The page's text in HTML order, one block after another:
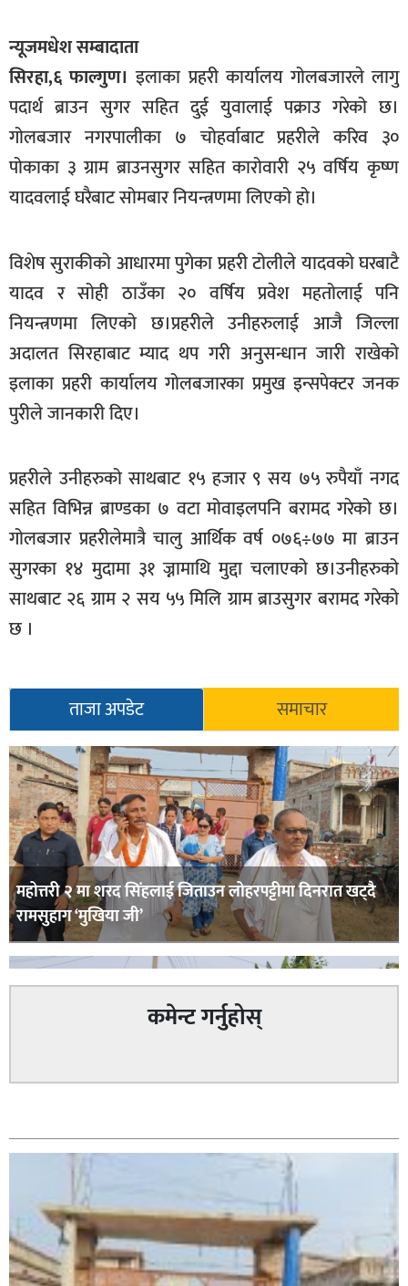
अर्थ
खेलकुद
मनोरञ्जन
/
भिडियो
समाज
शिक्षा
विचार
स्वास्थ्य
न्यूजमधेश सम्बादाता
सिरहा,६ फाल्गुण। इलाका प्रहरी कार्यालय गोलबजारले लागु
पदार्थ ब्राउन सुगर सहित दुई युवालाई पक्राउ गरेको छ।
गोलबजार नगरपालीका ७ चोहर्वाबाट प्रहरीले करिव ३०
पोकाका ३ ग्राम ब्राउनसुगर सहित कारोवारी २५ वर्षिय कृष्ण
यादवलाई घरैबाट सोमबार नियन्त्रणमा लिएको हो।
विशेष सुराकीको आधारमा पुगेका प्रहरी टोलीले यादवको घरबाटै
यादव र सोही ठाउँका २० वर्षिय प्रवेश महतोलाई पनि
नियन्त्रणमा लिएको छ।प्रहरीले उनीहरुलाई आजै जिल्ला
अदालत सिरहाबाट म्याद थप गरी अनुसन्धान जारी राखेको
इलाका प्रहरी कार्यालय गोलबजारका प्रमुख इन्सपेक्टर जनक
पुरीले जानकारी दिए।
प्रहरीले उनीहरुको साथबाट १५ हजार ९ सय ७५ रुपैयाँ नगद
सहित विभिन्न ब्राण्डका ७ वटा मोवाइलपनि बरामद गरेको छ।
गोलबजार प्रहरीलेमात्रै चालु आर्थिक वर्ष ०७६÷७७ मा ब्राउन
सुगरका १४ मुदामा ३१ ज्नामाथि मुद्दा चलाएको छ।उनीहरुको
साथबाट २६ ग्राम २ सय ५५ मिलि ग्राम ब्राउसुगर बरामद गरेको
छ ।
ताजा अपडेट समाचार
महोत्तरी २ मा शरद सिंहलाई जिताउन लोहरपट्टीमा दिनरात खट्दै
रामसुहाग ‘मुखिया जी’
कमेन्ट गर्नुहोस्